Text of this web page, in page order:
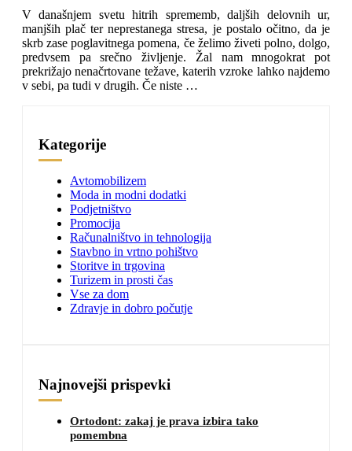
V današnjem svetu hitrih sprememb, daljših delovnih ur,
manjših plač ter neprestanega stresa, je postalo očitno, da je
skrb zase poglavitnega pomena, če želimo živeti polno, dolgo,
predvsem pa srečno življenje. Žal nam mnogokrat pot
prekrižajo nenačrtovane težave, katerih vzroke lahko najdemo
v sebi, pa tudi v drugih. Če niste …
Kategorije
Avtomobilizem
Moda in modni dodatki
Podjetništvo
Promocija
Računalništvo in tehnologija
Stavbno in vrtno pohištvo
Storitve in trgovina
Turizem in prosti čas
Vse za dom
Zdravje in dobro počutje
Najnovejši prispevki
Ortodont: zakaj je prava izbira tako
pomembna